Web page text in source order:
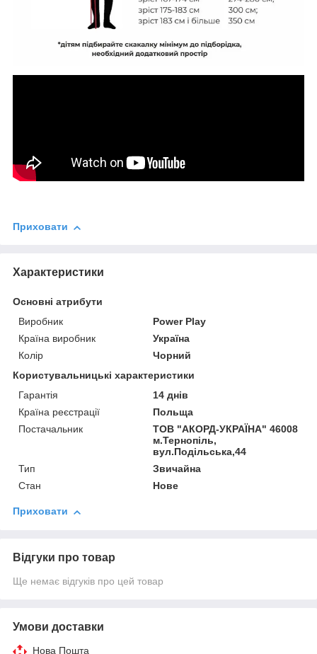
Приховати
Характеристики
Основні атрибути
Виробник
Power Play
Країна виробник
Україна
Колір
Чорний
Користувальницькі характеристики
Гарантія
14 днів
Країна реєстрації
Польща
Постачальник
ТОВ "АКОРД-УКРАЇНА" 46008
м.Тернопіль,
вул.Подільська,44
Тип
Звичайна
Стан
Нове
Приховати
Відгуки про товар
Ще немає відгуків про цей товар
Умови доставки
Нова Пошта